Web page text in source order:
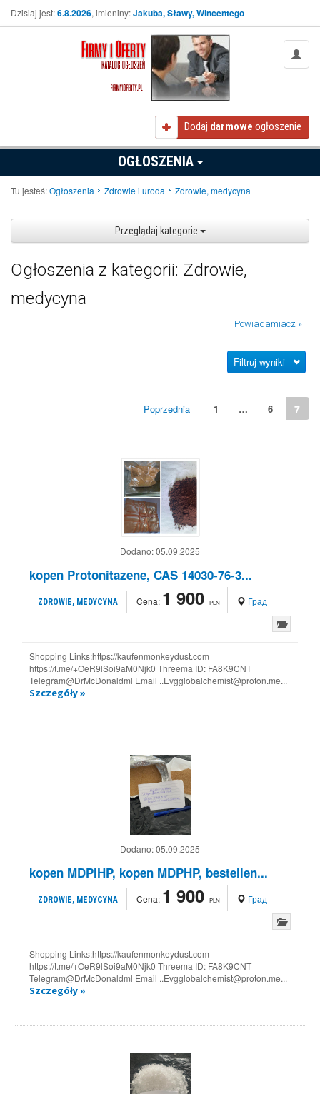
Dzisiaj jest:6.8.2026, imieniny:Jakuba, Sławy, Wincentego
Dodaj darmowe ogłoszenie
OGŁOSZENIA
Tu jesteś:Ogłoszenia Zdrowie i uroda Zdrowie, medycyna
Przeglądaj kategorie
Ogłoszenia z kategorii: Zdrowie,
medycyna
Powiadamiacz »
Filtruj wyniki
Poprzednia 1 … 6 7
Dodano:05.09.2025
kopen Protonitazene, CAS 14030-76-3...
ZDROWIE, MEDYCYNA Cena: 1 900 PLN Град
Shopping Links:https://kaufenmonkeydust.com
https://t.me/+OeR9lSoi9aM0Njk0 Threema ID: FA8K9CNT
Telegram@DrMcDonaldml Email ..Evgglobalchemist@proton.me...
Szczegóły »
Dodano:05.09.2025
kopen MDPiHP, kopen MDPHP, bestellen...
ZDROWIE, MEDYCYNA Cena: 1 900 PLN Град
Shopping Links:https://kaufenmonkeydust.com
https://t.me/+OeR9lSoi9aM0Njk0 Threema ID: FA8K9CNT
Telegram@DrMcDonaldml Email ..Evgglobalchemist@proton.me...
Szczegóły »